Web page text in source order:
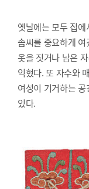
옛날에는 모두 집
솜씨를 중요하게
옷을 짓거나 남은
익혔다. 또 자수와
여성이 기거하는
있다.